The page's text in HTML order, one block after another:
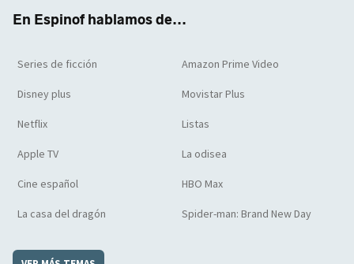
En Espinof hablamos de...
Series de ficción Amazon Prime Video
Disney plus Movistar Plus
Netflix Listas
Apple TV La odisea
Cine español HBO Max
La casa del dragón Spider-man: Brand New Day